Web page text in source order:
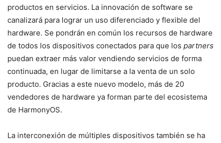
productos en servicios. La innovación de software se
canalizará para lograr un uso diferenciado y flexible del
hardware. Se pondrán en común los recursos de hardware
de todos los dispositivos conectados para que los partners
puedan extraer más valor vendiendo servicios de forma
continuada, en lugar de limitarse a la venta de un solo
producto. Gracias a este nuevo modelo, más de 20
vendedores de hardware ya forman parte del ecosistema
de HarmonyOS.
La interconexión de múltiples dispositivos también se ha